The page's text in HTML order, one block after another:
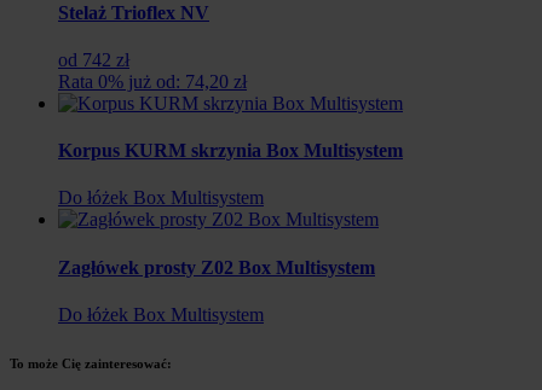
Stelaż Trioflex NV
od 742 zł
Rata 0% już od: 74,20 zł
Korpus KURM skrzynia Box Multisystem
Do łóżek Box Multisystem
Zagłówek prosty Z02 Box Multisystem
Do łóżek Box Multisystem
To może Cię zainteresować: